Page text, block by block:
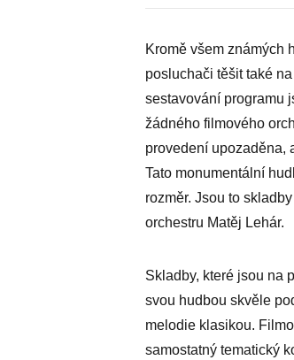
Kromě všem známých
posluchači těšit také
sestavování programu
žádného filmového
provedení upozaděna,
Tato monumentální
rozměr. Jsou to
orchestru Matěj Lehár.
Skladby, které jsou na
svou hudbou skvěle
melodie klasikou.
samostatný tematický